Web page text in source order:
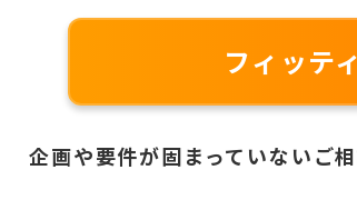
フィッテ
企画や要件が固まっていないご